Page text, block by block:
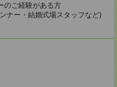
のご経験がある方
ナー・結婚式場スタッフなど)